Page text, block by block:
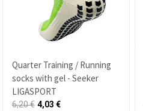
Quarter Training / Running
socks with gel - Seeker
LIGASPORT
6,20€ 4,03 €